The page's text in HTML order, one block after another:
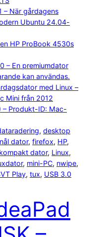
– När gårdagens
Ubuntu 24.04-
HP ProBook 4530s
– En premiumdator
kan användas.
med Linux –
Mini från 2012
– Produkt-ID: Mac-
, desktop
dator, firefox, HP
kompakt dator, Linux
, mini-PC, nwipe
Play, tux, USB 3.0